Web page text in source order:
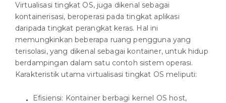
Virtualisasi tingkat OS, juga dikenal sebagai
kontainerisasi, beroperasi pada tingkat aplikasi
daripada tingkat perangkat keras. Hal ini
memungkinkan beberapa ruang pengguna yang
terisolasi, yang dikenal sebagai kontainer, untuk hidup
berdampingan dalam satu contoh sistem operasi.
Karakteristik utama virtualisasi tingkat OS meliputi:
Efisiensi: Kontainer berbagi kernel OS host,